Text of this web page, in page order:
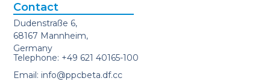
Contact
Dudenstraße 6,
68167 Mannheim,
Germany
Telephone: +49 621 40165-100
Email: info@ppcbeta.df.cc